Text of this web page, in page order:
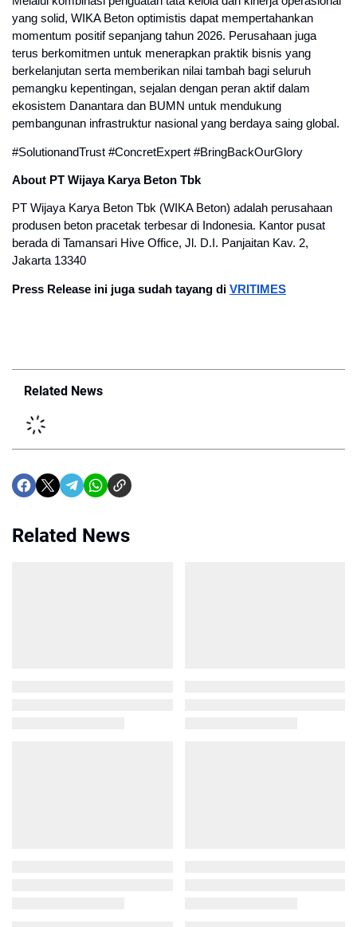
yang solid, WIKA Beton optimistis dapat mempertahankan
momentum positif sepanjang tahun 2026. Perusahaan juga
terus berkomitmen untuk menerapkan praktik bisnis yang
berkelanjutan serta memberikan nilai tambah bagi seluruh
pemangku kepentingan, sejalan dengan peran aktif dalam
ekosistem Danantara dan BUMN untuk mendukung
pembangunan infrastruktur nasional yang berdaya saing global.
#SolutionandTrust #ConcretExpert #BringBackOurGlory
About PT Wijaya Karya Beton Tbk
PT Wijaya Karya Beton Tbk (WIKA Beton) adalah perusahaan
produsen beton pracetak terbesar di Indonesia. Kantor pusat
berada di Tamansari Hive Office, Jl. D.I. Panjaitan Kav. 2,
Jakarta 13340
Press Release ini juga sudah tayang di VRITIMES
Related News
Related News